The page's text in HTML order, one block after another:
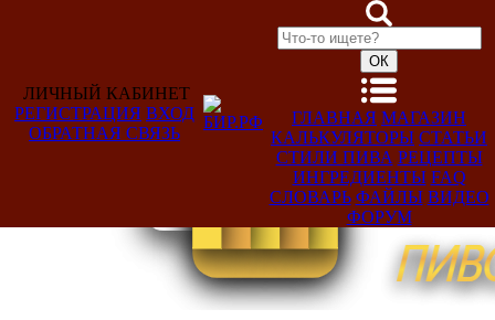
Добро
ЛИЧНЫЙ КАБИНЕТ
РЕГИСТРАЦИЯ ВХОД
ОБРАТНАЯ СВЯЗЬ
ГЛАВНАЯ МАГАЗИН
КАЛЬКУЛЯТОРЫ СТАТЬИ
СТИЛИ ПИВА РЕЦЕПТЫ
ИНГРЕДИЕНТЫ FAQ
СЛОВАРЬ ФАЙЛЫ ВИДЕО
ФОРУМ